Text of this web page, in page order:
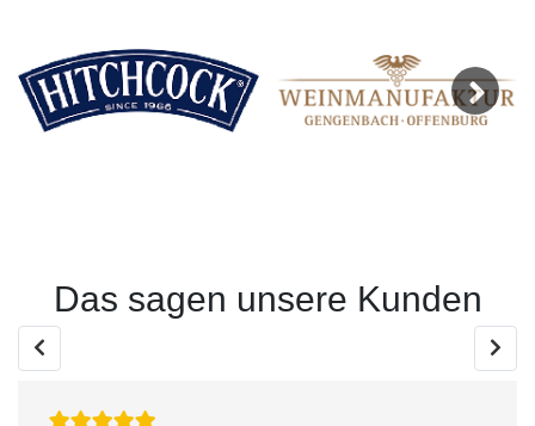
Das sagen unsere Kunden